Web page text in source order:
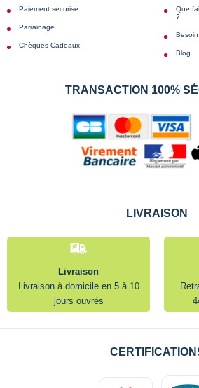
Paiement sécurisé
Parrainage
Chèques Cadeaux
Que
?
Blog
TRANSACTION 100%
LIVRAISON
Livraison
Livraison à domicile en 5 à 10
jours ouvrés